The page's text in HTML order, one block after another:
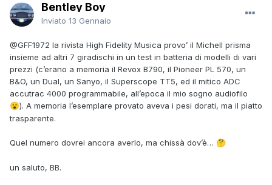
Bentley Boy
Inviato 13 Gennaio
@GFF1972 la rivista High Fidelity Musica provo’ il Michell prisma
insieme ad altri 7 giradischi in un test in batteria di modelli di vari
prezzi (c’erano a memoria il Revox B790, il Pioneer PL 570, un
B&O, un Dual, un Sanyo, il Superscope TT5, ed il mitico ADC
accutrac 4000 programmabile, all’epoca il mio sogno audiofilo
😮). A memoria l’esemplare provato aveva i pesi dorati, ma il piatto
trasparente.
Quel numero dovrei ancora averlo, ma chissà dov’è… 🤔
un saluto, BB.